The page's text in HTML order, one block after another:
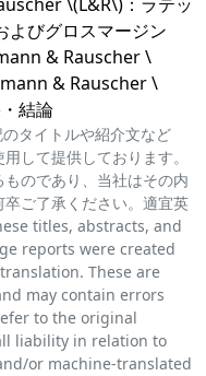
よびグロスマージン
& Rauscher \
& Rauscher \
結論
タイトルや紹介文など
して提供しております。
のであり、当社はその内
ご了承ください。適宜英
titles, abstracts, and
reports were created
These are
may contain errors
to the original
liability in relation to
or machine-translated